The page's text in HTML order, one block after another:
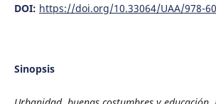
DOI: https://doi.org/10.33064/UAA/978-
Sinopsis